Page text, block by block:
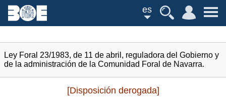
es
Ley Foral 23/1983, de 11 de abril, reguladora del Gobierno y
de la administración de la Comunidad Foral de Navarra.
[Disposición derogada]